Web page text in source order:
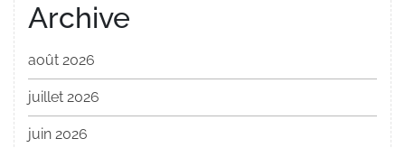
Archive
août 2026
juillet 2026
juin 2026